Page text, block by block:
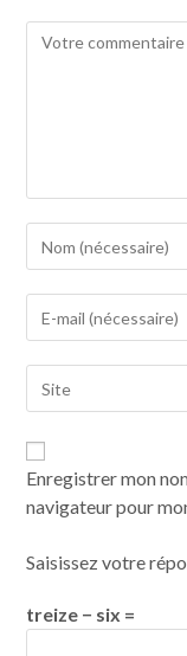
Enregistrer mon
navigateur pour
Saisissez votre
treize − six =